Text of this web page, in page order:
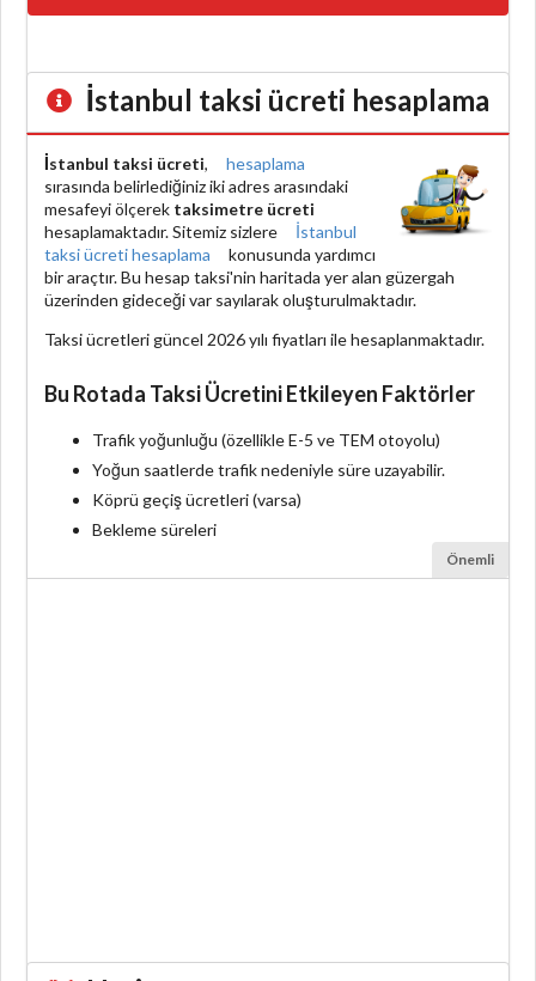
İstanbul taksi ücreti hesaplama
İstanbul taksi ücreti,
hesaplama
sırasında belirlediğiniz iki adres arasındaki
mesafeyi ölçerek taksimetre ücreti
hesaplamaktadır. Sitemiz sizlere
İstanbul
taksi ücreti hesaplama
konusunda yardımcı
bir araçtır. Bu hesap taksi'nin haritada yer alan güzergah
üzerinden gideceği var sayılarak oluşturulmaktadır.
Taksi ücretleri güncel 2026 yılı fiyatları ile hesaplanmaktadır.
Bu Rotada Taksi Ücretini Etkileyen Faktörler
Trafik yoğunluğu (özellikle E-5 ve TEM otoyolu)
Yoğun saatlerde trafik nedeniyle süre uzayabilir.
Köprü geçiş ücretleri (varsa)
Bekleme süreleri
Önemli